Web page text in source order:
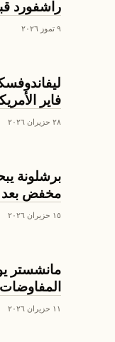
راشفورد
٩ تموز ٢٠٢٦
كرة القدم
فاير
٢٨ حزيران ٢٠٢٦
كرة القدم
برشلونة
مخفض بعد
١٥ حزيران ٢٠٢٦
كرة القدم
مانشستر
المفاوضات
١١ حزيران ٢٠٢٦